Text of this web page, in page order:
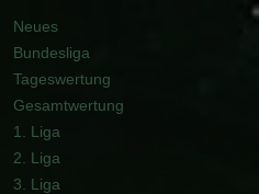
Neues
Bundesliga
Tageswertung
Gesamtwertung
1. Liga
2. Liga
3. Liga